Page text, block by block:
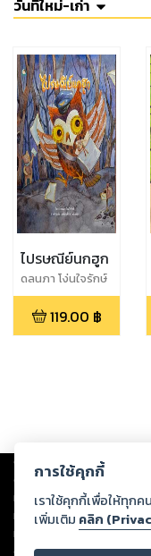
วันที่ใหม่-เก่า
ไปรษณีย์นกฮูก
ดลนภา โง่นใจรักษ์
119.00 ฿
Copyright © 2026
ต่อผลงานหรือเนื้อหาใดที่อัปโ
ทรัพย์สินทางปัญญาของบุคค
ทุกท่านโปรดใช้วิจารณญาณใ
หนึ่งส่วนใดขัดต่อกฎหมายแล
ดำเนินการในทันที ทั้งนี้ ทา
การใช้คุกกี้
เราใช้คุกกี้เพื่อให้ทุก
เพิ่มเติม คลิก